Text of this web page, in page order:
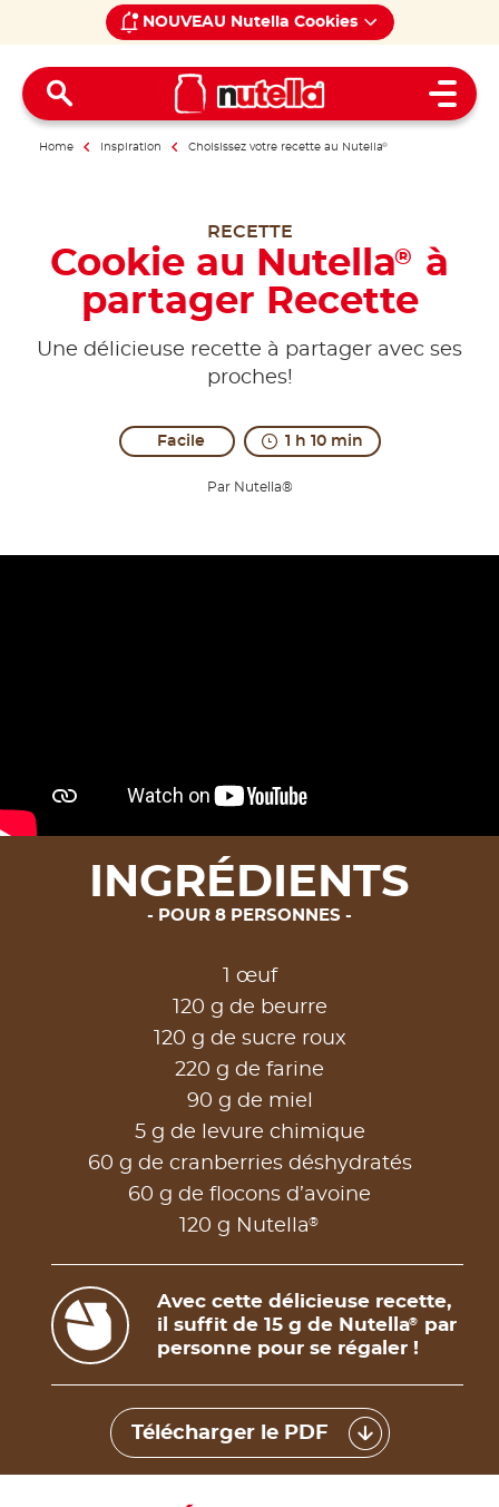
NOUVEAU Nutella Cookies
Open
Home Inspiration Choisissez votre recette au Nutella®
RECETTE
Cookie au Nutella®
à
partager Recette
Une délicieuse recette à partager avec ses
proches!
Facile 1 h 10 min
Par Nutella®
INGRÉDIENTS
POUR 8 PERSONNES
1 œuf
120 g de beurre
120 g de sucre roux
220 g de farine
90 g de miel
5 g de levure chimique
60 g de cranberries déshydratés
60 g de flocons d’avoine
120 g Nutella®
Avec cette délicieuse recette,
il suffit de 15 g de Nutella®
par
personne pour se régaler !
Télécharger le PDF